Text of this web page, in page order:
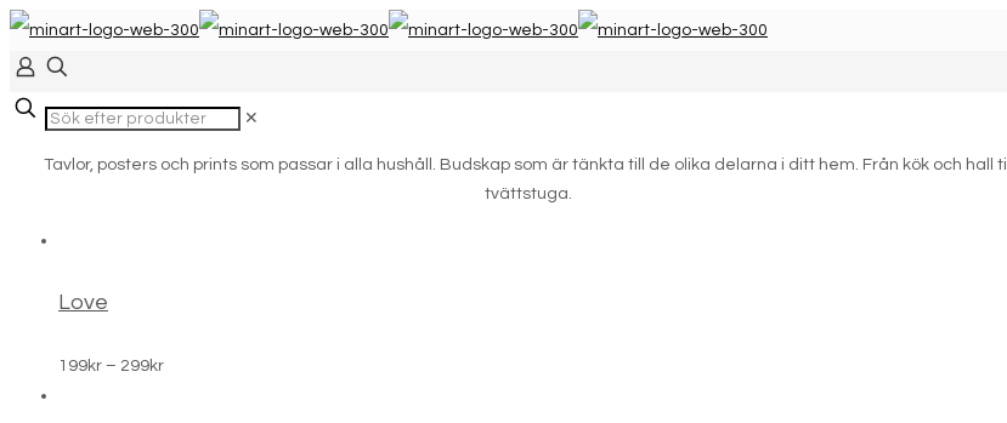
✕
Tavlor, posters och prints som passar i alla hushåll. Budskap som är tänkta till de olika delarna i ditt hem. Från kök och hall till
tvättstuga.
Love
199kr – 299krPrisintervall: